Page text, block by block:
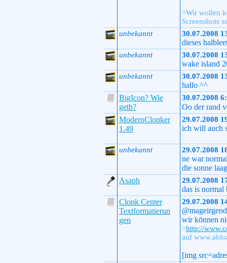
>Wir wollen
Screenshots
unbekannt
30.07.2008
dieses
unbekannt 30.07.2008
wake island
unbekannt 30.07.2008
hallo ^^
BigIcon? Wie
geth?
30.07.2008
Oo der rand
ModernClonker
1.49
29.07.2008
ich will auch
unbekannt 29.07.2008
ne war
die sonne
Asaph
29.07.2008
das is normal
Clonk Center
Textformatierun
gen
29.07.2008
wir können
>http://
auf
[img